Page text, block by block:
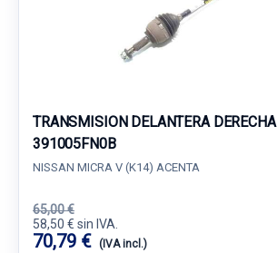
TRANSMISION DELANTERA DERECHA
391005FN0B
NISSAN MICRA V (K14) ACENTA
65,00 €
58,50 € sin IVA.
70,79 € (IVA incl.)